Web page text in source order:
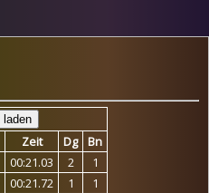
Zeit Dg
Bn
00:21.03 2
1
00:21.72 1
1